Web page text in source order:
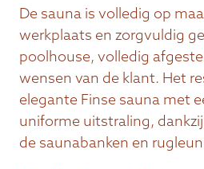
De sauna is volledig op
werkplaats en zorgvuldig
poolhouse, volledig
wensen van de klant. Het
elegante Finse sauna met
uniforme uitstraling,
de saunabanken en